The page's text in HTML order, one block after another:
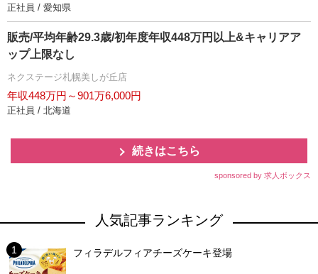
正社員 / 愛知県
販売/平均年齢29.3歳/初年度年収448万円以上&キャリアア
ップ上限なし
ネクステージ札幌美しが丘店
年収448万円～901万6,000円
正社員 / 北海道
続きはこちら
sponsored by 求人ボックス
人気記事ランキング
フィラデルフィアチーズケーキ登場